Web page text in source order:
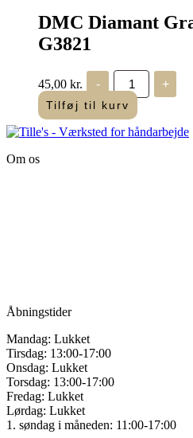
antal
DMC Diamant
G3821
45,00 kr. -
DMC
Diamant
Grande
-
Guld
-
+
Tilføj til kurv
Om os
Åbningstider
Mandag: Lukket
Tirsdag: 13:00-17:00
Onsdag: Lukket
Torsdag: 13:00-17:00
Fredag: Lukket
Lørdag: Lukket
1. søndag i måneden: 11:00-17:00